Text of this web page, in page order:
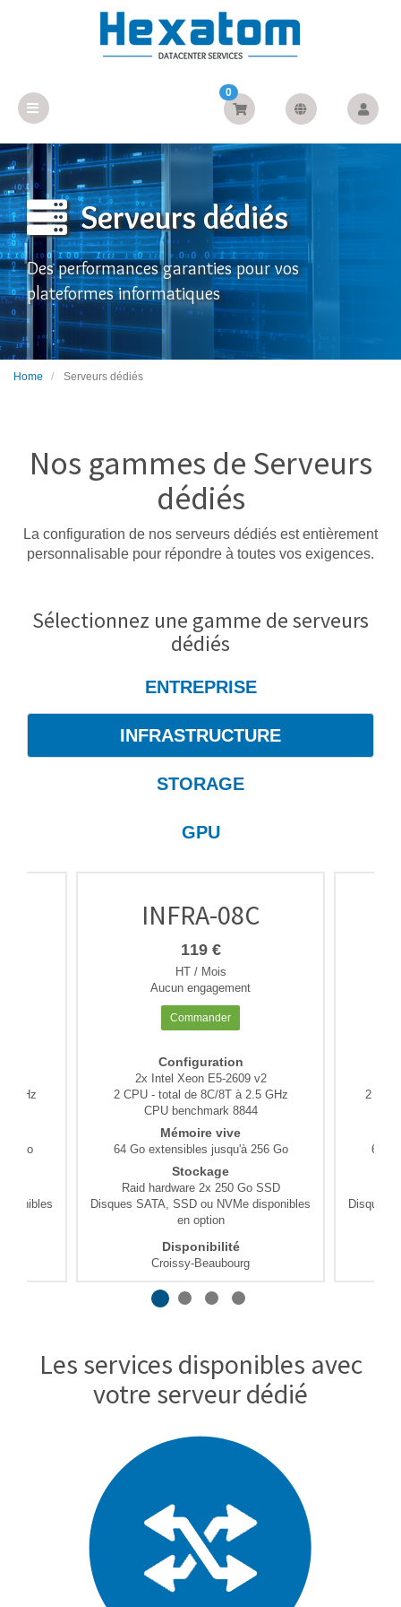
0
Serveurs dédiés
Des performances garanties pour vos
plateformes informatiques
Home Serveurs dédiés
Nos gammes de Serveurs
dédiés
La configuration de nos serveurs dédiés est entièrement
personnalisable pour répondre à toutes vos exigences.
Sélectionnez une gamme de serveurs
dédiés
ENTREPRISE
INFRASTRUCTURE
STORAGE
GPU
GHz
Go
INFRA-08C
119 €
HT / Mois
Aucun engagement
Commander
Configuration
2x Intel Xeon E5-2609 v2
2 CPU - total de 8C/8T à 2.5 GHz
CPU benchmark 8844
Mémoire vive
64 Go extensibles jusqu'à 256 Go
Stockage
Raid hardware 2x 250 Go SSD
Disques SATA, SSD ou NVMe disponibles
en option
Disponibilité
Croissy-Beaubourg
2
64
Disques
Les services disponibles avec
votre serveur dédié